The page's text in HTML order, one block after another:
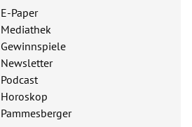
E-Paper
Mediathek
Gewinnspiele
Newsletter
Podcast
Horoskop
Pammesberger